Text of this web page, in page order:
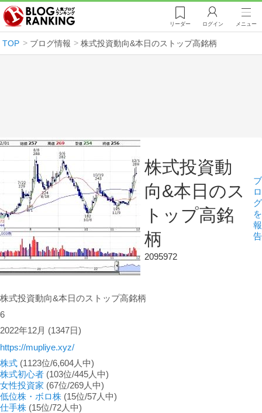
リーダー ログイン メニュー
TOP ブログ情報 株式投資動向&本日のストップ高銘柄
株式投資動
向&本日のス
トップ高銘
柄
2095972
ブ
ロ
グ
を
報
告
株式投資動向&本日のストップ高銘柄
6
2022年12月 (1347日)
https://mupliye.xyz/
株式 (1123位/6,604人中)
株式初心者 (103位/445人中)
女性投資家 (67位/269人中)
低位株・ボロ株 (15位/57人中)
仕手株 (15位/72人中)